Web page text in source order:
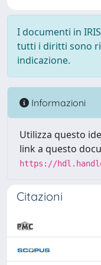
I documenti in
tutti i diritti sono
indicazione.
Informazioni
Utilizza questo
link a questo
https://
Citazioni